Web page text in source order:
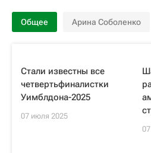
Общее Арина Соболенко
Стали известны все
четвертьфиналистки
Уимблдона-2025
07 июля 2025